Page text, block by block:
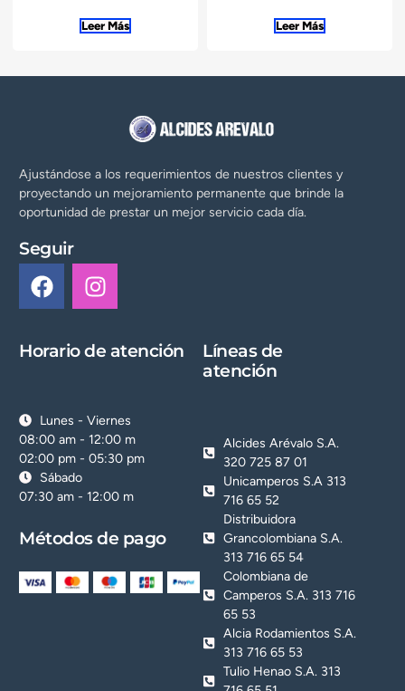
Leer Más Leer Más
Ajustándose a los requerimientos de nuestros clientes y
proyectando un mejoramiento permanente que brinde la
oportunidad de prestar un mejor servicio cada día.
Seguir
Horario de atención
Lunes - Viernes
08:00 am - 12:00 m
02:00 pm - 05:30 pm
Sábado
07:30 am - 12:00 m
Métodos de pago
Líneas de
atención
Alcides Arévalo S.A.
320 725 87 01
Unicamperos S.A 313
716 65 52
Distribuidora
Grancolombiana S.A.
313 716 65 54
Colombiana de
Camperos S.A. 313 716
65 53
Alcia Rodamientos S.A.
313 716 65 53
Tulio Henao S.A. 313